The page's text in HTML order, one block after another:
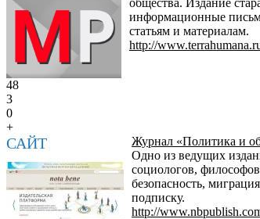
информационные
статьям и материалам.
http://
48
3
0
+
САЙТ
Журнал «Политика и
Одно из ведущих
социологов,
безопасность,
подписку.
http://